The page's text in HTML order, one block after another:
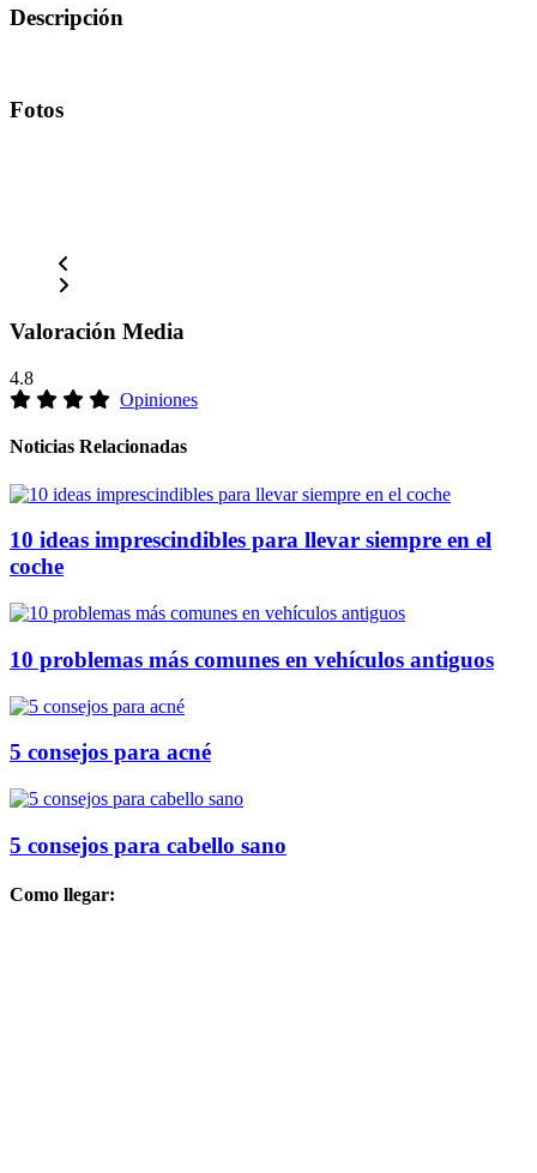
Descripción
Fotos
Valoración Media
4.8
Opiniones
Noticias Relacionadas
10 ideas imprescindibles para llevar siempre en el
coche
10 problemas más comunes en vehículos antiguos
5 consejos para acné
5 consejos para cabello sano
Como llegar: